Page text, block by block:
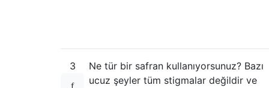
3
Ne tür bir safran kullanıyorsunuz? Bazı
ucuz şeyler tüm stigmalar değildir ve